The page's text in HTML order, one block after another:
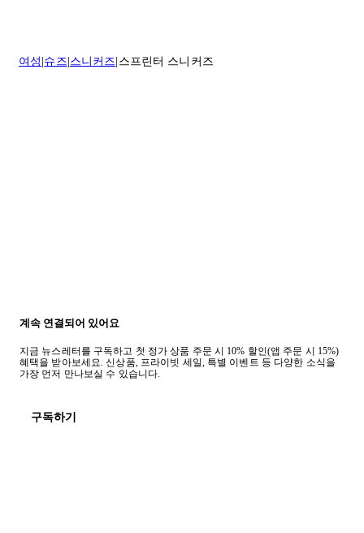
여성 슈즈 스니커즈 스프린터 스니커즈
계속 연결되어 있어요
지금 뉴스레터를 구독하고 첫 정가 상품 주문 시 10% 할인(앱 주문 시 15%)
혜택을 받아보세요. 신상품, 프라이빗 세일, 특별 이벤트 등 다양한 소식을
가장 먼저 만나보실 수 있습니다.
구독하기